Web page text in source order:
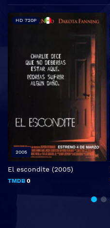
El escondite (2005)
TMDB 0
HD 720P
2005